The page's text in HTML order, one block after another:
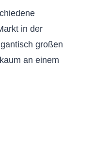
in der
großen
an einem